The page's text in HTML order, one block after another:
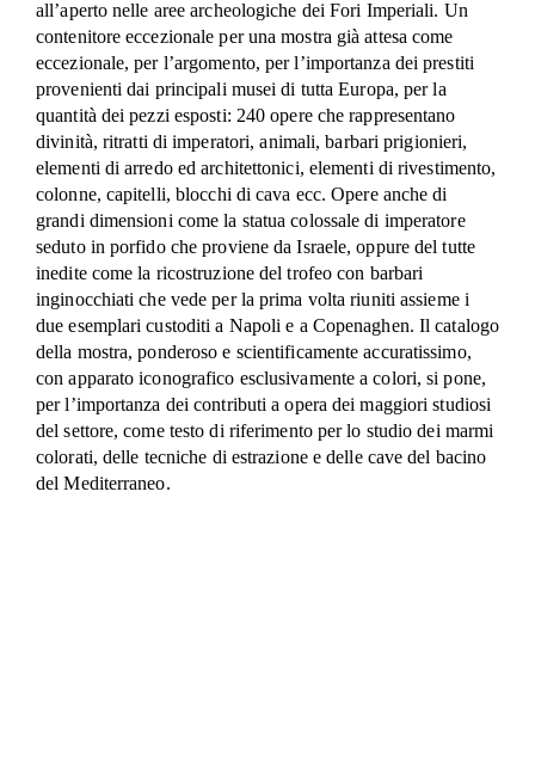
all’aperto nelle aree archeologiche dei Fori Imperiali. Un
contenitore eccezionale per una mostra già attesa come
eccezionale, per l’argomento, per l’importanza dei prestiti
provenienti dai principali musei di tutta Europa, per la
quantità dei pezzi esposti: 240 opere che rappresentano
divinità, ritratti di imperatori, animali, barbari prigionieri,
elementi di arredo ed architettonici, elementi di rivestimento,
colonne, capitelli, blocchi di cava ecc. Opere anche di
grandi dimensioni come la statua colossale di imperatore
seduto in porfido che proviene da Israele, oppure del tutte
inedite come la ricostruzione del trofeo con barbari
inginocchiati che vede per la prima volta riuniti assieme i
due esemplari custoditi a Napoli e a Copenaghen. Il catalogo
della mostra, ponderoso e scientificamente accuratissimo,
con apparato iconografico esclusivamente a colori, si pone,
per l’importanza dei contributi a opera dei maggiori studiosi
del settore, come testo di riferimento per lo studio dei marmi
colorati, delle tecniche di estrazione e delle cave del bacino
del Mediterraneo.